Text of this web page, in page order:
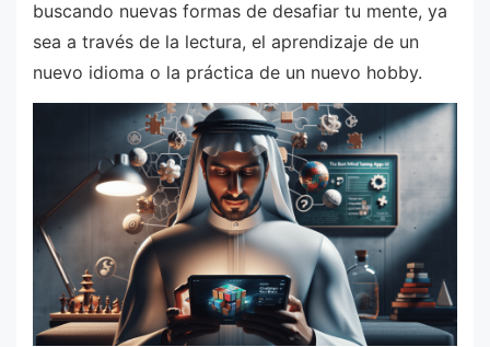
buscando nuevas formas de desafiar tu mente, ya
sea a través de la lectura, el aprendizaje de un
nuevo idioma o la práctica de un nuevo hobby.